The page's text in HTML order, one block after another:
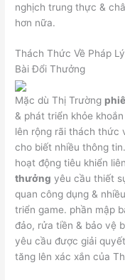
nghịch trung thực &
hơn nữa.
Thách Thức Về Pháp
Bài Đổi Thưởng
Mặc dù Thị Trường
& phát triển khỏe
lên rộng rãi thách thức
cho biết nhiều thông
hoạt động tiêu khiển
thưởng yêu cầu thiết
quan công dụng &
triển game. phần mập
đảo, rửa tiền & bảo vệ
yêu cầu được giải
tăng lên xác xắn của